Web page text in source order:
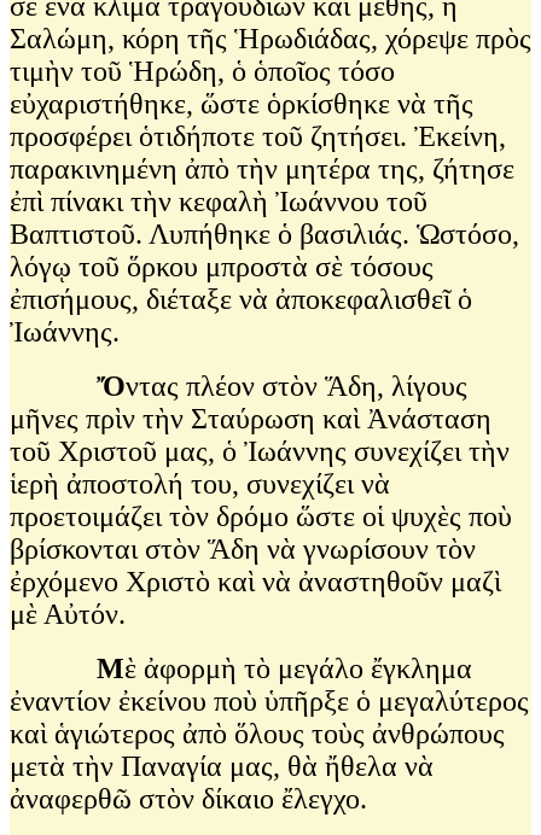
Σαλώμη, κόρη τῆς Ἡρωδιάδας, χόρεψε πρὸς
τιμὴν τοῦ Ἡρώδη, ὁ ὁποῖος τόσο
εὐχαριστήθηκε, ὥστε ὁρκίσθηκε νὰ τῆς
προσφέρει ὁτιδήποτε τοῦ ζητήσει. Ἐκείνη,
παρακινημένη ἀπὸ τὴν μητέρα της, ζήτησε
ἐπὶ πίνακι τὴν κεφαλὴ Ἰωάννου τοῦ
Βαπτιστοῦ. Λυπήθηκε ὁ βασιλιάς. Ὡστόσο,
λόγῳ τοῦ ὅρκου μπροστὰ σὲ τόσους
ἐπισήμους, διέταξε νὰ ἀποκεφαλισθεῖ ὁ
Ἰωάννης.
Ὄντας πλέον στὸν Ἅδη, λίγους
μῆνες πρὶν τὴν Σταύρωση καὶ Ἀνάσταση
τοῦ Χριστοῦ μας, ὁ Ἰωάννης συνεχίζει τὴν
ἱερὴ ἀποστολή του, συνεχίζει νὰ
προετοιμάζει τὸν δρόμο ὥστε οἱ ψυχὲς ποὺ
βρίσκονται στὸν Ἅδη νὰ γνωρίσουν τὸν
ἐρχόμενο Χριστὸ καὶ νὰ ἀναστηθοῦν μαζὶ
μὲ Αὐτόν.
Μὲ ἀφορμὴ τὸ μεγάλο ἔγκλημα
ἐναντίον ἐκείνου ποὺ ὑπῆρξε ὁ μεγαλύτερος
καὶ ἁγιώτερος ἀπὸ ὅλους τοὺς ἀνθρώπους
μετὰ τὴν Παναγία μας, θὰ ἤθελα νὰ
ἀναφερθῶ στὸν δίκαιο ἔλεγχο.